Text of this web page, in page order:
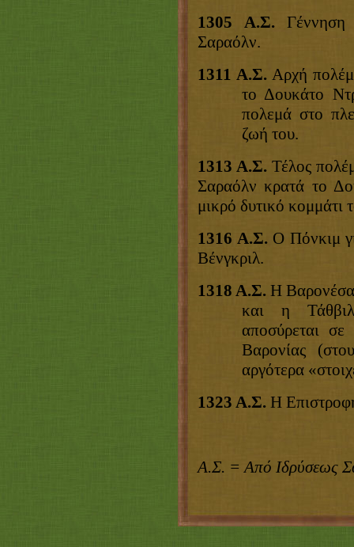
1305 Α.Σ.Γέννηση
Σαραόλν.
1311 Α.Σ.Αρχή
το Δουκάτο
πολεμά στο
ζωή του.
1313 Α.Σ. Τέλος
Σαραόλν κρατά το
μικρό δυτικό κομμάτι
1316 Α.Σ.Ο Πόνκιμ
Βένγκριλ.
1318 Α.Σ. Η Βαρονέσα
και η
αποσύρεται
Βαρονίας
αργότερα
1323 Α.Σ. Η
Α.Σ. = Από Ιδρύσεως